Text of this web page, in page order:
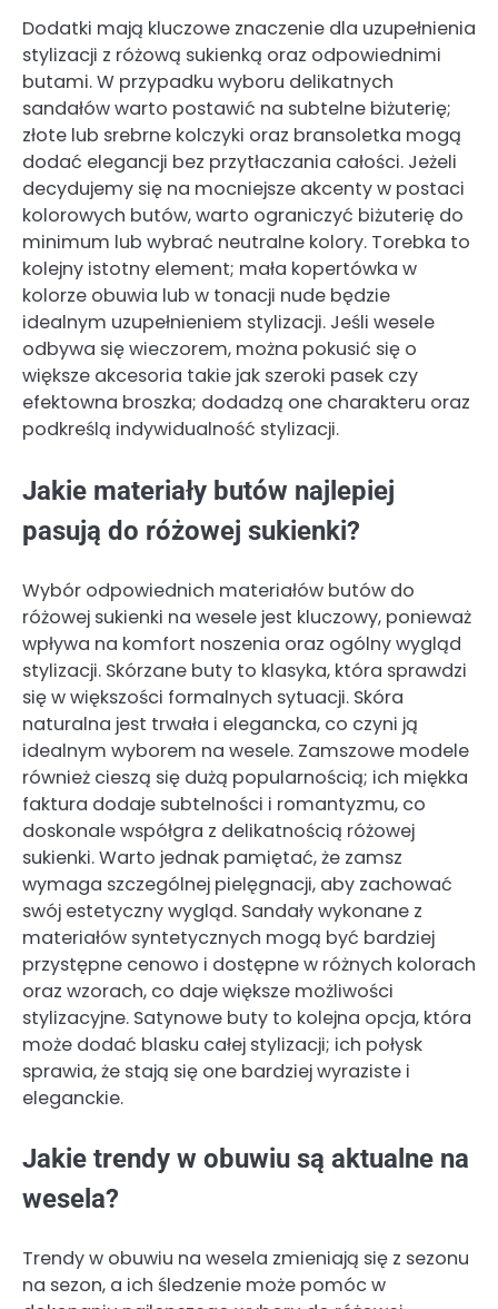
Dodatki mają kluczowe znaczenie dla uzupełnienia
stylizacji z różową sukienką oraz odpowiednimi
butami. W przypadku wyboru delikatnych
sandałów warto postawić na subtelne biżuterię;
złote lub srebrne kolczyki oraz bransoletka mogą
dodać elegancji bez przytłaczania całości. Jeżeli
decydujemy się na mocniejsze akcenty w postaci
kolorowych butów, warto ograniczyć biżuterię do
minimum lub wybrać neutralne kolory. Torebka to
kolejny istotny element; mała kopertówka w
kolorze obuwia lub w tonacji nude będzie
idealnym uzupełnieniem stylizacji. Jeśli wesele
odbywa się wieczorem, można pokusić się o
większe akcesoria takie jak szeroki pasek czy
efektowna broszka; dodadzą one charakteru oraz
podkreślą indywidualność stylizacji.
Jakie materiały butów najlepiej
pasują do różowej sukienki?
Wybór odpowiednich materiałów butów do
różowej sukienki na wesele jest kluczowy, ponieważ
wpływa na komfort noszenia oraz ogólny wygląd
stylizacji. Skórzane buty to klasyka, która sprawdzi
się w większości formalnych sytuacji. Skóra
naturalna jest trwała i elegancka, co czyni ją
idealnym wyborem na wesele. Zamszowe modele
również cieszą się dużą popularnością; ich miękka
faktura dodaje subtelności i romantyzmu, co
doskonale współgra z delikatnością różowej
sukienki. Warto jednak pamiętać, że zamsz
wymaga szczególnej pielęgnacji, aby zachować
swój estetyczny wygląd. Sandały wykonane z
materiałów syntetycznych mogą być bardziej
przystępne cenowo i dostępne w różnych kolorach
oraz wzorach, co daje większe możliwości
stylizacyjne. Satynowe buty to kolejna opcja, która
może dodać blasku całej stylizacji; ich połysk
sprawia, że stają się one bardziej wyraziste i
eleganckie.
Jakie trendy w obuwiu są aktualne na
wesela?
Trendy w obuwiu na wesela zmieniają się z sezonu
na sezon, a ich śledzenie może pomóc w